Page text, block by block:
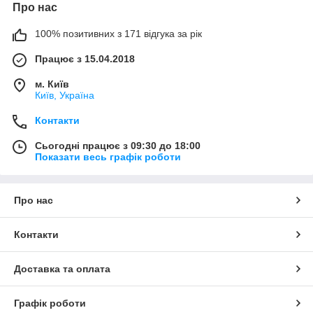
Про нас
100% позитивних з 171 відгука за рік
Працює з 15.04.2018
м. Київ
Київ, Україна
Контакти
Сьогодні працює з 09:30 до 18:00
Показати весь графік роботи
Про нас
Контакти
Доставка та оплата
Графік роботи